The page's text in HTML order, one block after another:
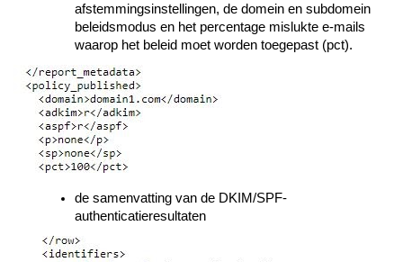
afstemmingsinstellingen, de domein en subdomein
beleidsmodus en het percentage mislukte e-mails
waarop het beleid moet worden toegepast (pct).
de samenvatting van de DKIM/SPF-
authenticatieresultaten